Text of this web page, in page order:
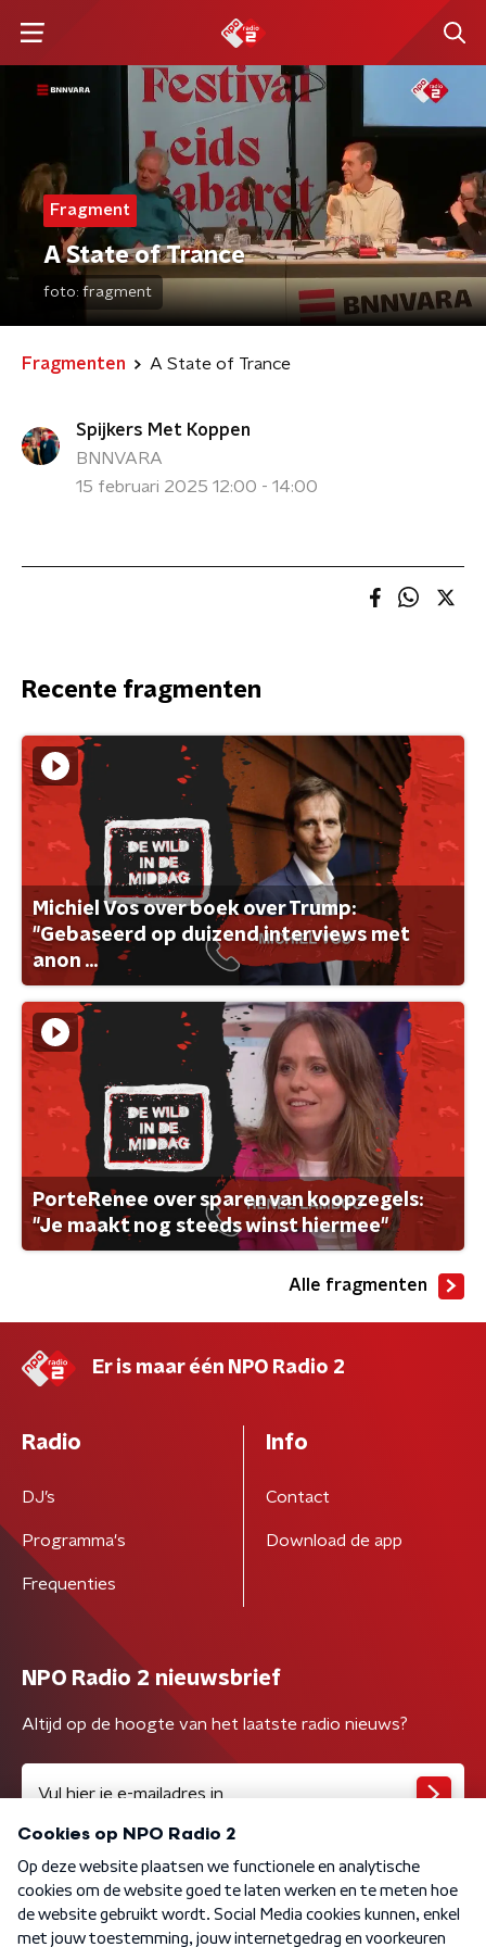
Fragment
A State of Trance
foto: fragment
Fragmenten A State of Trance
Spijkers Met Koppen
BNNVARA
15 februari 2025 12:00 - 14:00
Recente fragmenten
Michiel Vos over boek over Trump:
"Gebaseerd op duizend interviews met
anon ...
PorteRenee over sparen van koopzegels:
"Je maakt nog steeds winst hiermee"
Alle fragmenten
Er is maar één NPO Radio 2
Radio
DJ’s
Programma's
Frequenties
Info
Contact
Download de app
NPO Radio 2 nieuwsbrief
Altijd op de hoogte van het laatste radio nieuws?
Algemene voorwaarden